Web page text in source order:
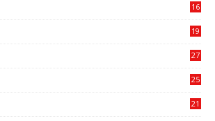
16
19
27
25
21